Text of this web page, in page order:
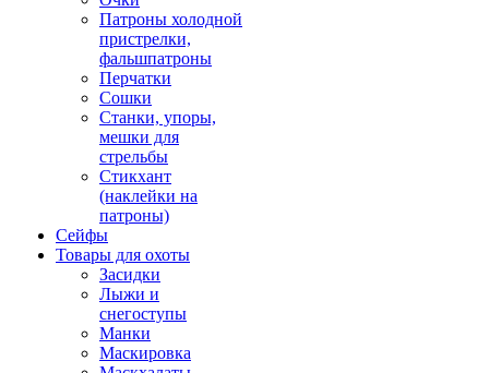
Патроны холодной
пристрелки,
фальшпатроны
Перчатки
Сошки
Станки, упоры,
мешки для
стрельбы
Стикхант
(наклейки на
патроны)
Сейфы
Товары для охоты
Засидки
Лыжи и
снегоступы
Манки
Маскировка